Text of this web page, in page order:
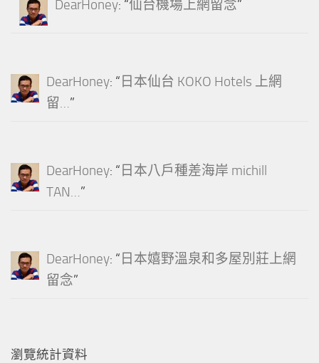
DearHoney: “仙台機場上網留念”
DearHoney: “ 日本仙台 KOKO Hotels 上網
留…”
DearHoney: “ 日本八戶種差海岸 michill
TAN…”
DearHoney: “ 日本嬉野溫泉和多屋別莊上網
留念”
瀏覽統計資料